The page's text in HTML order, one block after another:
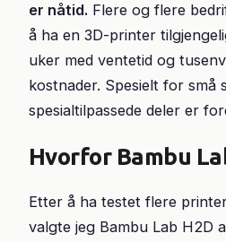
er nåtid. Flere og flere
å ha en 3D-printer
uker med ventetid og
kostnader. Spesielt for små
spesialtilpassede deler er
Hvorfor Bambu
Etter å ha testet flere
valgte jeg Bambu Lab H2D